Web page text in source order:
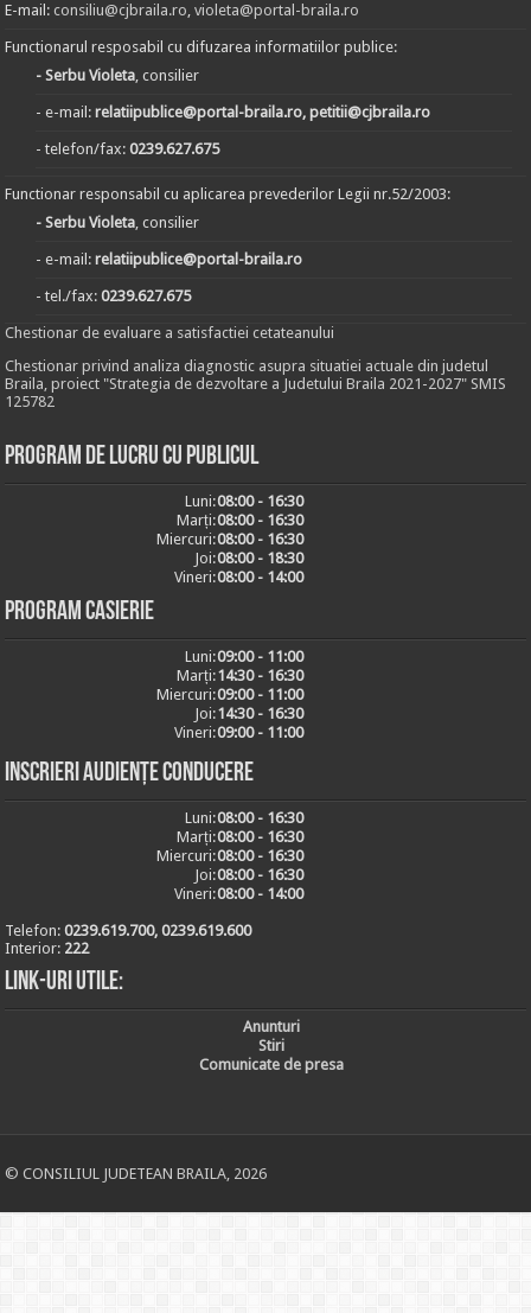
E-mail:consiliu@cjbraila.ro,violeta@portal-braila.ro
Functionarul resposabil cu difuzarea informatiilor publice:
- Serbu Violeta, consilier
- e-mail:relatiipublice@portal-braila.ro, petitii@cjbraila.ro
- telefon/fax:0239.627.675
Functionar responsabil cu aplicarea prevederilor Legii nr.52/2003:
- Serbu Violeta, consilier
- e-mail:relatiipublice@portal-braila.ro
- tel./fax:0239.627.675
Chestionar de evaluare a satisfactiei cetateanului
Chestionar privind analiza diagnostic asupra situatiei actuale din judetul
Braila, proiect "Strategia de dezvoltare a Judetului Braila 2021-2027" SMIS
125782
Program de lucru cu publicul
Luni:08:00 - 16:30
Marți:08:00 - 16:30
Miercuri:08:00 - 16:30
Joi:08:00 - 18:30
Vineri:08:00 - 14:00
Program casierie
Luni:09:00 - 11:00
Marți:14:30 - 16:30
Miercuri:09:00 - 11:00
Joi:14:30 - 16:30
Vineri:09:00 - 11:00
Inscrieri audiențe conducere
Luni:08:00 - 16:30
Marți:08:00 - 16:30
Miercuri:08:00 - 16:30
Joi:08:00 - 16:30
Vineri:08:00 - 14:00
Telefon:0239.619.700, 0239.619.600
Interior: 222
Link-uri utile:
Anunturi
Stiri
Comunicate de presa
© CONSILIUL JUDETEAN BRAILA, 2026